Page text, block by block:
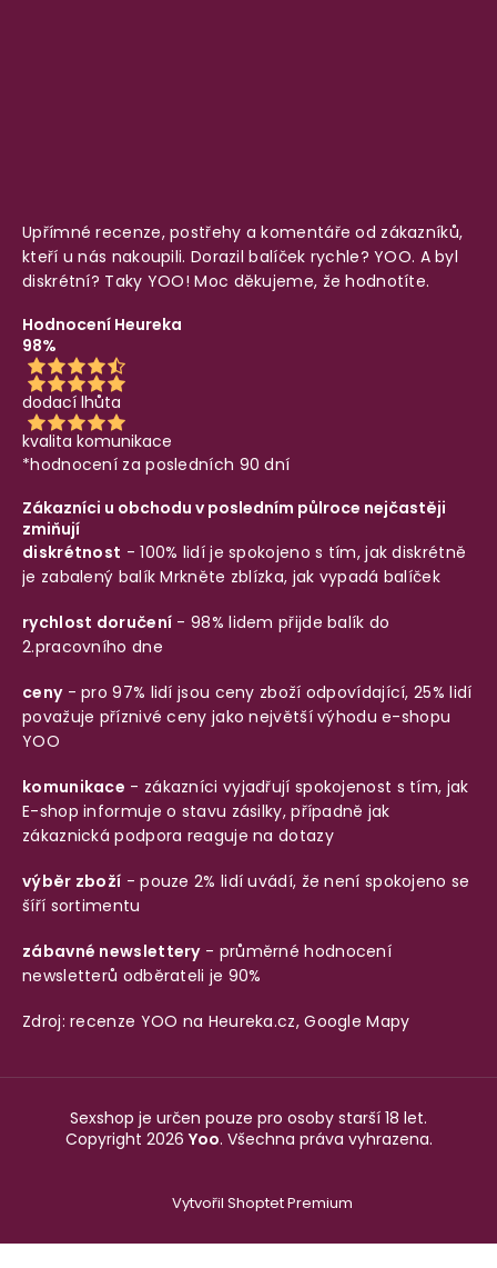
Upřímné recenze, postřehy a komentáře od zákazníků,
kteří u nás nakoupili. Dorazil balíček rychle? YOO. A byl
diskrétní? Taky YOO! Moc děkujeme, že hodnotíte.
Hodnocení Heureka
98%
dodací lhůta
kvalita komunikace
*hodnocení za posledních 90 dní
Zákazníci u obchodu v posledním půlroce nejčastěji
zmiňují
diskrétnost - 100% lidí je spokojeno s tím, jak diskrétně
je zabalený balíkMrkněte zblízka, jak vypadá balíček
rychlost doručení - 98% lidem přijde balík do
2.pracovního dne
ceny- pro 97% lidí jsou ceny zboží odpovídající, 25% lidí
považuje příznivé ceny jako největší výhodu e-shopu
YOO
komunikace - zákazníci vyjadřují spokojenost s tím, jak
E-shop informuje o stavu zásilky, případně jak
zákaznická podpora reaguje na dotazy
výběr zboží - pouze 2% lidí uvádí, že není spokojeno se
šíří sortimentu
zábavné newslettery- průměrné hodnocení
newsletterů odběrateli je 90%
Zdroj: recenze YOO na Heureka.cz,Google Mapy
Vytvořil Shoptet Premium
Sexshop je určen pouze pro osoby starší 18 let.
Copyright 2026 Yoo. Všechna práva vyhrazena.